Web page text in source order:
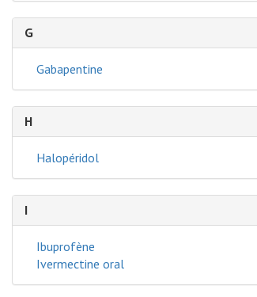
G
Gabapentine
H
Halopéridol
I
Ibuprofène
Ivermectine oral